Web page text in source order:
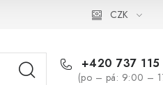
CZK
+420 737
(po – pá: 9:00 –